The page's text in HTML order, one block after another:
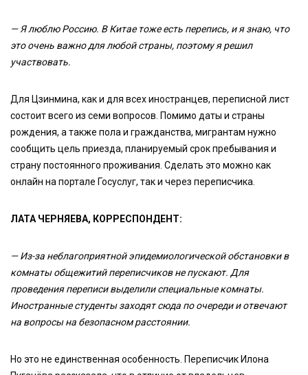
—Я люблю Россию. В Китае тоже есть перепись, и я знаю, что
это очень важно для любой страны, поэтому я решил
участвовать.
Для Цзинмина, как и для всех иностранцев, переписной лист
состоит всего из семи вопросов. Помимо даты и страны
рождения, а также пола и гражданства, мигрантам нужно
сообщить цель приезда, планируемый срок пребывания и
страну постоянного проживания. Сделать это можно как
онлайн на портале Госуслуг, так и через переписчика.
ЛАТА ЧЕРНЯЕВА, КОРРЕСПОНДЕНТ:
—Из-за неблагоприятной эпидемиологической обстановки в
комнаты общежитий переписчиков не пускают. Для
проведения переписи выделили специальные комнаты.
Иностранные студенты заходят сюда по очереди и отвечают
на вопросы на безопасном расстоянии.
Но это не единственная особенность. Переписчик Илона